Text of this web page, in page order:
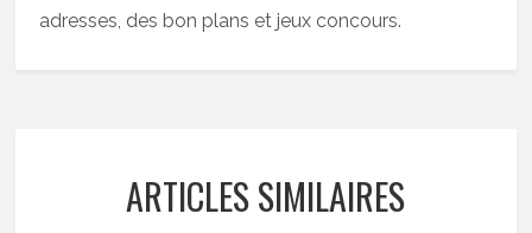
adresses, des bon plans et jeux concours.
ARTICLES SIMILAIRES